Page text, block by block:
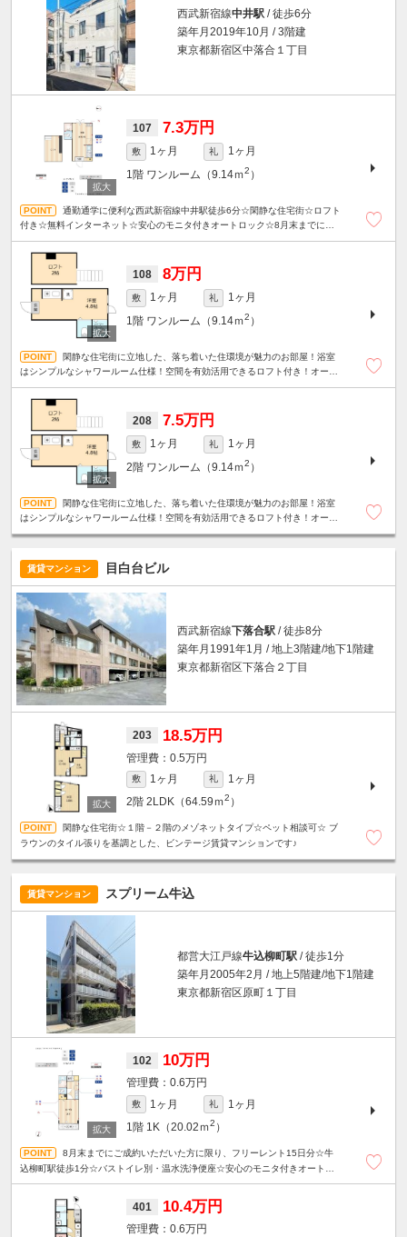
西武新宿線中井駅 / 徒歩6分
築年月2019年10月 / 3階建
東京都新宿区中落合１丁目
107 7.3万円
敷 1ヶ月 礼
1ヶ月
1階 ワンルーム（9.14ｍ2 ）
通勤通学に便利な西武新宿線中井駅徒歩6分☆閑静な住宅街☆ロフト
付き☆無料インターネット☆安心のモニタ付きオートロック☆8月末までにご成
108 8万円
敷 1ヶ月 礼
1ヶ月
1階 ワンルーム（9.14ｍ2 ）
閑静な住宅街に立地した、落ち着いた住環境が魅力のお部屋！浴室
はシンプルなシャワールーム仕様！空間を有効活用できるロフト付き！オート
208 7.5万円
敷 1ヶ月 礼
1ヶ月
2階 ワンルーム（9.14ｍ2 ）
閑静な住宅街に立地した、落ち着いた住環境が魅力のお部屋！浴室
はシンプルなシャワールーム仕様！空間を有効活用できるロフト付き！オート
賃貸マンション 目白台ビル
西武新宿線下落合駅 / 徒歩8分
築年月1991年1月 / 地上3階建/地下1階建
東京都新宿区下落合２丁目
203 18.5万円
0.5万円
敷 1ヶ月 礼
1ヶ月
2階 2LDK（64.59ｍ2 ）
閑静な住宅街☆１階－２階のメゾネットタイプ☆ペット相談可☆ ブ
ラウンのタイル張りを基調とした、ビンテージ賃貸マンションです♪
賃貸マンション スプリーム牛込
都営大江戸線牛込柳町駅 / 徒歩1分
築年月2005年2月 / 地上5階建/地下1階建
東京都新宿区原町１丁目
102 10万円
0.6万円
敷 1ヶ月 礼
1ヶ月
1階 1K（20.02ｍ2 ）
8月末までにご成約いただいた方に限り、フリーレント15日分☆牛
込柳町駅徒歩1分☆バストイレ別・温水洗浄便座☆安心のモニタ付きオートロ
401 10.4万円
0.6万円